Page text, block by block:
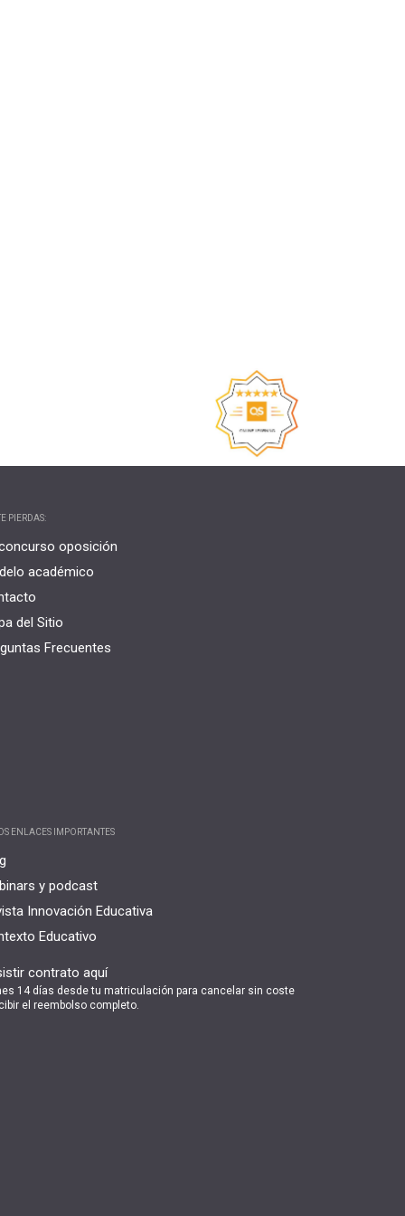
PIERDAS:
oposición
académico
del Sitio
Frecuentes
ENLACES IMPORTANTES
y podcast
Innovación Educativa
Educativo
contrato aquí
14 días desde tu matriculación para cancelar sin coste
el reembolso completo.